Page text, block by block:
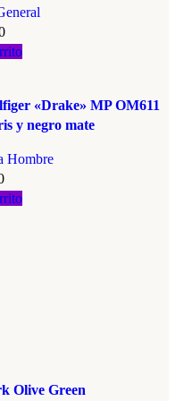
«Drake» MP OM611
y negro mate
Hombre
Olive Green